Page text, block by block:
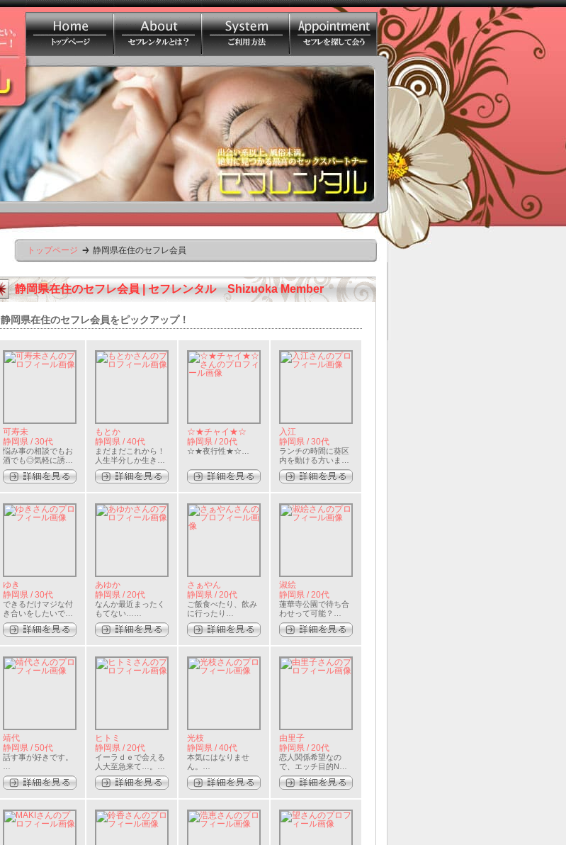
トップページ 静岡県在住のセフレ会員
静岡県在住のセフレ会員 | セフレンタル Shizuoka Member
静岡県在住のセフレ会員をピックアップ！
可寿未
静岡県 / 30代
悩み事の相談でもお
酒でも◎気軽に誘っ
て下さいね。…
もとか
静岡県 / 40代
まだまだこれから！
人生半分しか生きて
ないですもんね。…
☆★チャイ★☆
静岡県 / 20代
☆★夜行性★☆…
入江
静岡県 / 30代
ランチの時間に葵区
内を動ける方いませ
んか？(＞ω＜)…
ゆき
静岡県 / 30代
できるだけマジな付
き合いをしたいで
す。…
あゆか
静岡県 / 20代
なんか最近まったく
もてない……
さぁやん
静岡県 / 20代
ご飯食べたり、飲み
に行ったり…
淑絵
静岡県 / 20代
蓮華寺公園で待ち合
わせって可能？…
靖代
静岡県 / 50代
話す事が好きです。
ヒトミ
静岡県 / 20代
イーラｄｅで会える
人大至急来て…。…
光枝
静岡県 / 40代
本気にはなりませ
ん。…
由里子
静岡県 / 20代
恋人関係希望なの
で、エッチ目的NG
です。…